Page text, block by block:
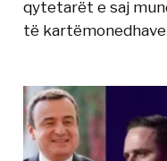
qytetarët e saj
të